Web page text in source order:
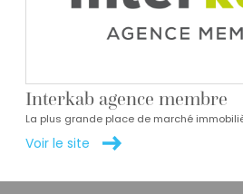
Interkab agence membre
La plus grande place de marché
Voir le site